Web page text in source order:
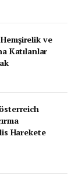
ve
Katılanlar
Harekete